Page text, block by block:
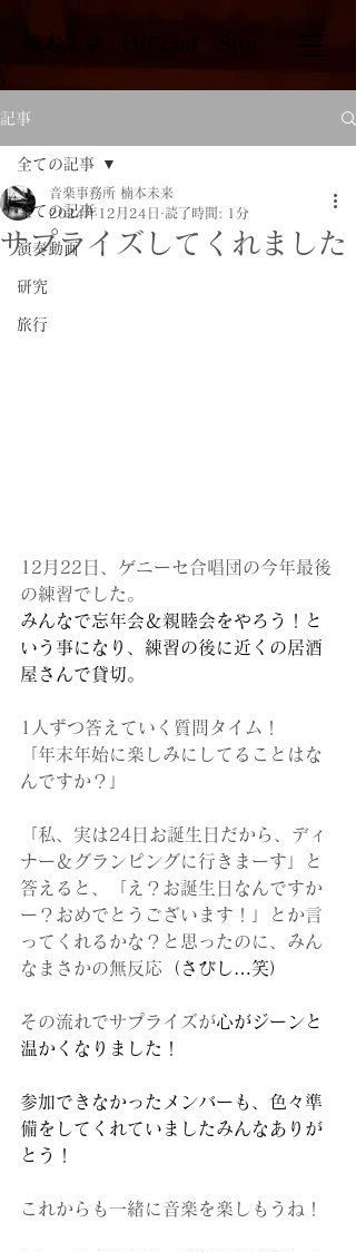
​楠本未来 Official Site
記事
全ての記事
演奏動画
研究
旅行
全ての記事
サプライズしてくれました
音楽事務所 楠本未来
2024年12月24日
読了時間: 1分
12月22日、ゲニーセ合唱団の今年最後
の練習でした。
みんなで忘年会＆親睦会をやろう！と
いう事になり、練習の後に近くの居酒
屋さんで貸切。
1人ずつ答えていく質問タイム！
「年末年始に楽しみにしてることはな
んですか？」
「私、実は24日お誕生日だから、ディ
ナー＆グランピングに行きまーす」と
答えると、「え？お誕生日なんですか
ー？おめでとうございます！」とか言
ってくれるかな？と思ったのに、みん
なまさかの無反応 （さびし…笑）
その流れでサプライズが心がジーンと
温かくなりました！
参加できなかったメンバーも、色々準
備をしてくれていましたみんなありが
とう！
これからも一緒に音楽を楽しもうね！